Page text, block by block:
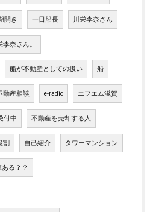
開き 一日船長 川栄李奈さん
奈さん。
船が不動産としての扱い 船
動産相談 e-radio エフエム滋賀
付中 不動産を売却する人
割 自己紹介 タワーマンション
る？？